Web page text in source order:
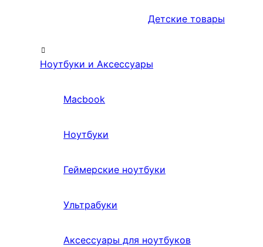
Детские товары
Ноутбуки и Аксессуары
Macbook
Ноутбуки
Геймерские ноутбуки
Ультрабуки
Аксессуары для ноутбуков